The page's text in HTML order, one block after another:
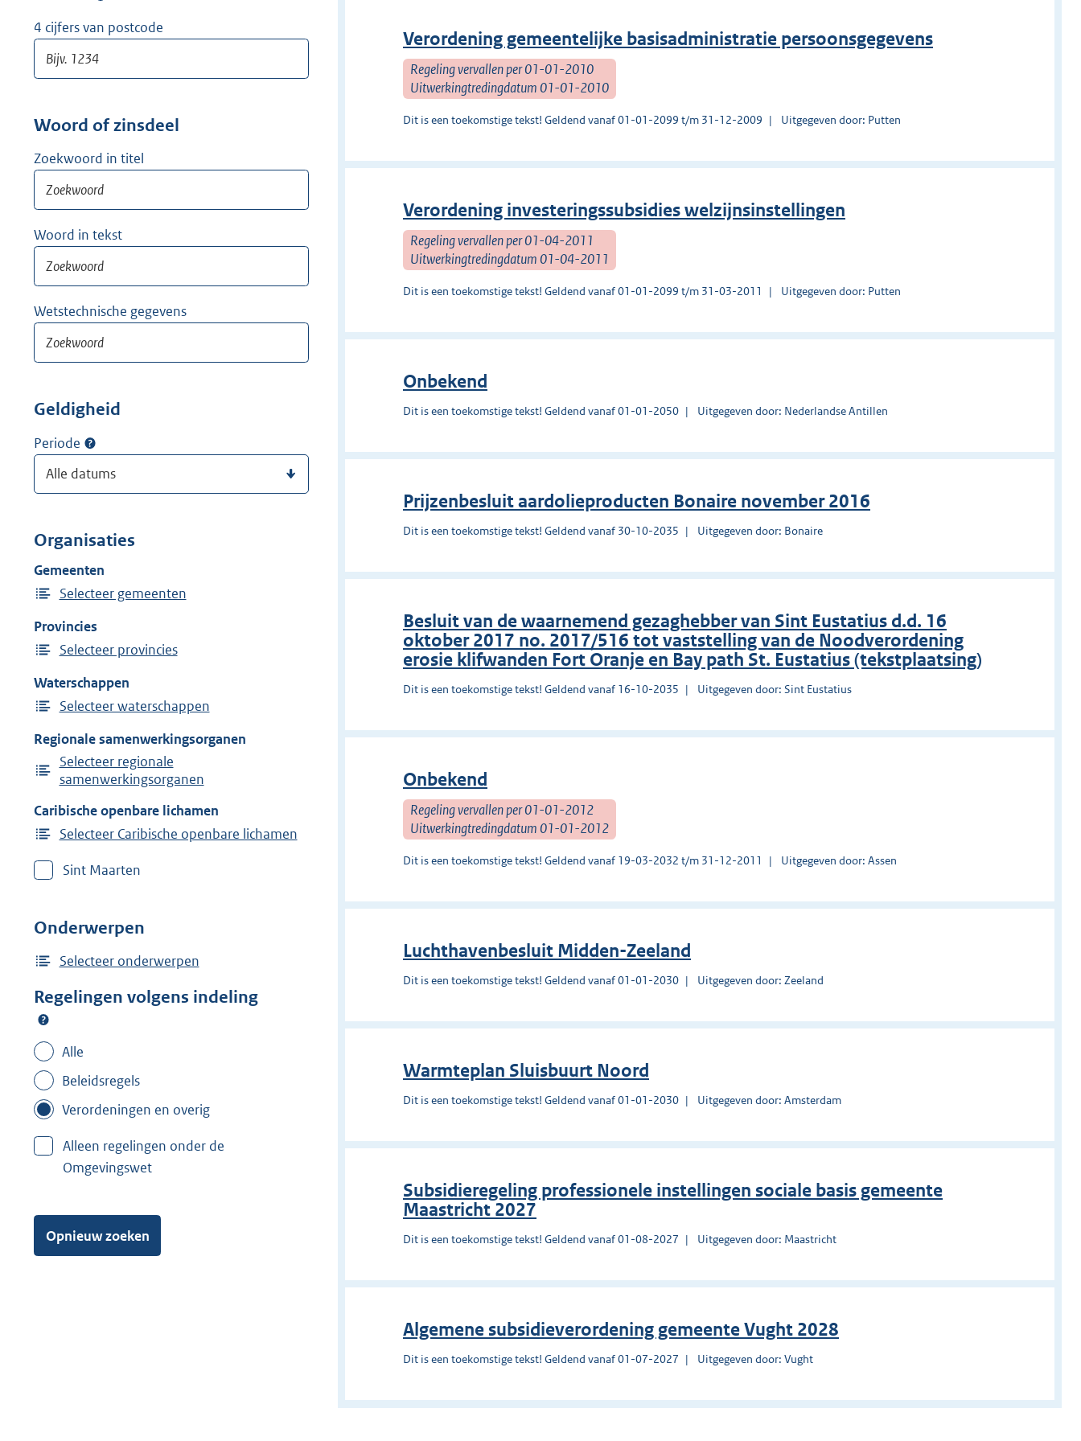
4 cijfers van postcode
Woord of zinsdeel
Zoekwoord in titel
Woord in tekst
Wetstechnische gegevens
Geldigheid
Periode
Organisaties
Gemeenten
Selecteer gemeenten
Provincies
Selecteer provincies
Waterschappen
Selecteer waterschappen
Regionale samenwerkingsorganen
Selecteer regionale
samenwerkingsorganen
Caribische openbare lichamen
Selecteer Caribische openbare lichamen
Sint Maarten
Onderwerpen
Selecteer onderwerpen
Regelingen volgens indeling
Alle
Beleidsregels
Verordeningen en overig
Alleen regelingen onder de
Omgevingswet
Opnieuw zoeken
Verordening gemeentelijke basisadministratie persoonsgegevens
Regeling vervallen per 01-01-2010
Uitwerkingtredingdatum 01-01-2010
Dit is een toekomstige tekst! Geldend vanaf 01-01-2099 t/m 31-12-2009 Uitgegeven door: Putten
Verordening investeringssubsidies welzijnsinstellingen
Regeling vervallen per 01-04-2011
Uitwerkingtredingdatum 01-04-2011
Dit is een toekomstige tekst! Geldend vanaf 01-01-2099 t/m 31-03-2011 Uitgegeven door: Putten
Onbekend
Dit is een toekomstige tekst! Geldend vanaf 01-01-2050 Uitgegeven door: Nederlandse Antillen
Prĳzenbesluit aardolieproducten Bonaire november 2016
Dit is een toekomstige tekst! Geldend vanaf 30-10-2035 Uitgegeven door: Bonaire
Besluit van de waarnemend gezaghebber van Sint Eustatius d.d. 16
oktober 2017 no. 2017/516 tot vaststelling van de Noodverordening
erosie klifwanden Fort Oranje en Bay path St. Eustatius (tekstplaatsing)
Dit is een toekomstige tekst! Geldend vanaf 16-10-2035 Uitgegeven door: Sint Eustatius
Onbekend
Regeling vervallen per 01-01-2012
Uitwerkingtredingdatum 01-01-2012
Dit is een toekomstige tekst! Geldend vanaf 19-03-2032 t/m 31-12-2011 Uitgegeven door: Assen
Luchthavenbesluit Midden-Zeeland
Dit is een toekomstige tekst! Geldend vanaf 01-01-2030 Uitgegeven door: Zeeland
Warmteplan Sluisbuurt Noord
Dit is een toekomstige tekst! Geldend vanaf 01-01-2030 Uitgegeven door: Amsterdam
Subsidieregeling professionele instellingen sociale basis gemeente
Maastricht 2027
Dit is een toekomstige tekst! Geldend vanaf 01-08-2027 Uitgegeven door: Maastricht
Algemene subsidieverordening gemeente Vught 2028
Dit is een toekomstige tekst! Geldend vanaf 01-07-2027 Uitgegeven door: Vught